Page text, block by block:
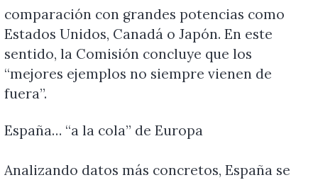
comparación con grandes potencias como
Estados Unidos, Canadá o Japón. En este
sentido, la Comisión concluye que los
“mejores ejemplos no siempre vienen de
fuera”.
España… “a la cola” de Europa
Analizando datos más concretos, España se